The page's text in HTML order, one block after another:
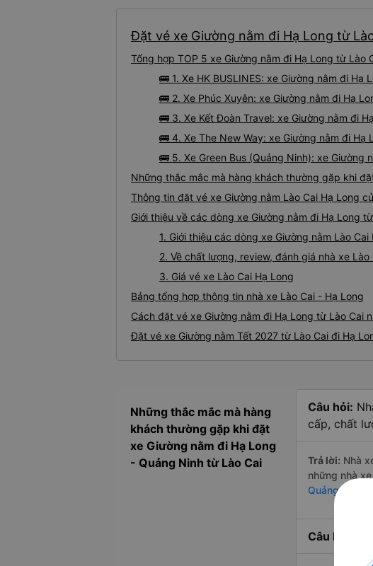
Đặt vé xe Giường nằm đi Hạ Long từ
Tổng hợp TOP 5 xe Giường nằm đi Hạ Long từ Lào
🚌 1. Xe HK BUSLINES: xe Giường nằm đi
🚌 2. Xe Phúc Xuyên: xe Giường nằm đi Hạ
🚌 3. Xe Kết Đoàn Travel: xe Giường nằm đi
🚌 4. Xe The New Way: xe Giường nằm đi
🚌 5. Xe Green Bus (Quảng Ninh): xe
Những thắc mắc mà hàng khách thường gặp khi
Thông tin đặt vé xe Giường nằm Lào Cai Hạ Long
Giới thiệu về các dòng xe Giường nằm đi Hạ Long
1. Giới thiệu các dòng xe Giường nằm Lào Cai
2. Về chất lượng, review, đánh giá nhà xe Lào
3. Giá vé xe Lào Cai Hạ Long
Bảng tổng hợp thông tin nhà xe Lào Cai - Hạ Long
Cách đặt vé xe Giường nằm đi Hạ Long từ Lào Cai
Đặt vé xe Giường nằm Tết 2027 từ Lào Cai đi Hạ
Những thắc mắc mà hàng
khách thường gặp khi đặt
xe Giường nằm đi Hạ Long
- Quảng Ninh từ Lào Cai
Câu hỏi:
cấp, chất
Trả lời: Nhà
những nhà
Quảng Ninh
Câu hỏi: